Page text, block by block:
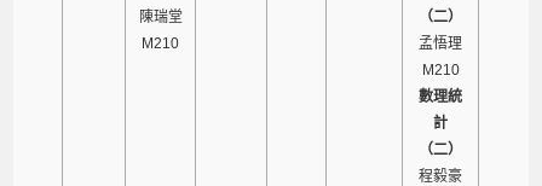
陳瑞堂
M210
（二）
孟悟理
M210
數理統
計
（二）
程毅豪